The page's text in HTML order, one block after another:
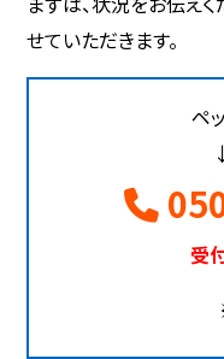
せていただきます。
ペ
受